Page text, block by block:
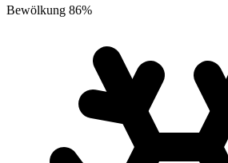
Bewölkung 86%